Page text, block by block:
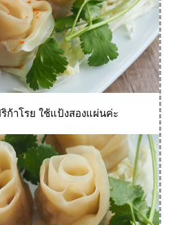
ก้าโรย ใช้แป้งสองแผ่นค่ะ